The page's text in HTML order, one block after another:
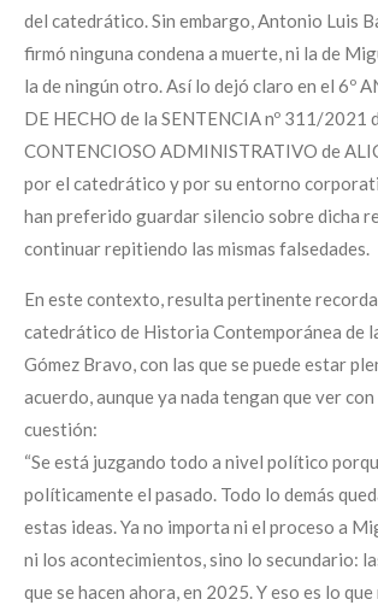
del catedrático. Sin embargo, Antonio Luis
firmó ninguna condena a muerte, ni la de
la de ningún otro. Así lo dejó claro en el 6º
DE HECHO de la SENTENCIA nº 311/2021
CONTENCIOSO ADMINISTRATIVO de
por el catedrático y por su entorno
han preferido guardar silencio sobre dicha
continuar repitiendo las mismas falsedades.
En este contexto, resulta pertinente
catedrático de Historia Contemporánea de
Gómez Bravo, con las que se puede estar
acuerdo, aunque ya nada tengan que ver con
cuestión:
“Se está juzgando todo a nivel político
políticamente el pasado. Todo lo demás
estas ideas. Ya no importa ni el proceso a
ni los acontecimientos, sino lo secundario:
que se hacen ahora, en 2025. Y eso es lo